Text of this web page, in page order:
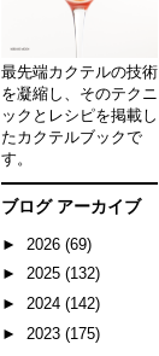
最先端カクテルの技術
を凝縮し、そのテクニ
ックとレシピを掲載し
たカクテルブックで
す。
ブログ アーカイブ
► 2026 (69)
► 2025 (132)
► 2024 (142)
► 2023 (175)